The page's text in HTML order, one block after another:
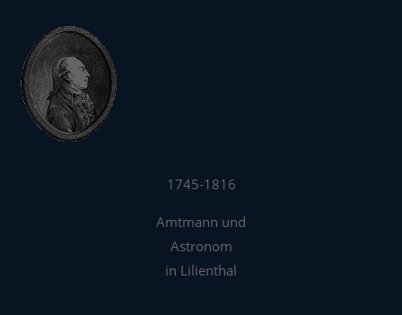
1745-1816
Amtmann und
Astronom
in Lilienthal